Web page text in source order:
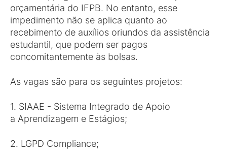
orçamentária do IFPB. No entanto, esse
impedimento não se aplica quanto ao
recebimento de auxílios oriundos da assistência
estudantil, que podem ser pagos
concomitantemente às bolsas.
As vagas são para os seguintes projetos:
1. SIAAE - Sistema Integrado de Apoio
a Aprendizagem e Estágios;
2. LGPD Compliance;